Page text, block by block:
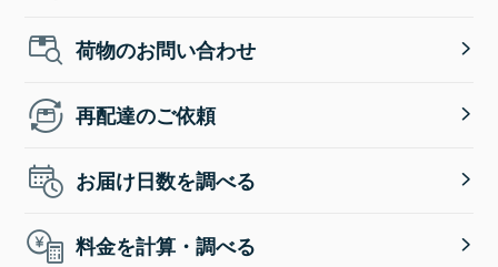
荷物のお問い合わせ
再配達のご依頼
お届け日数を調べる
料金を計算・調べる